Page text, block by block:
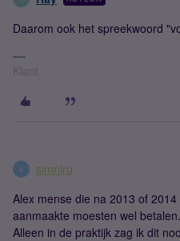
Daarom ook het spreekwoord
Klant
S simnlru
Alex mense die na 2013 of
aanmaakte moesten wel betalen.
Alleen in de praktijk zag ik dit